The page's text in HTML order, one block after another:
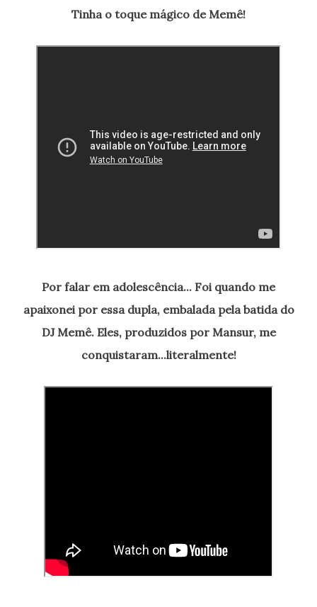
Tinha o toque mágico de Memê!
Por falar em adolescência... Foi quando me
apaixonei por essa dupla, embalada pela batida do
DJ Memê. Eles, produzidos por Mansur, me
conquistaram...literalmente!